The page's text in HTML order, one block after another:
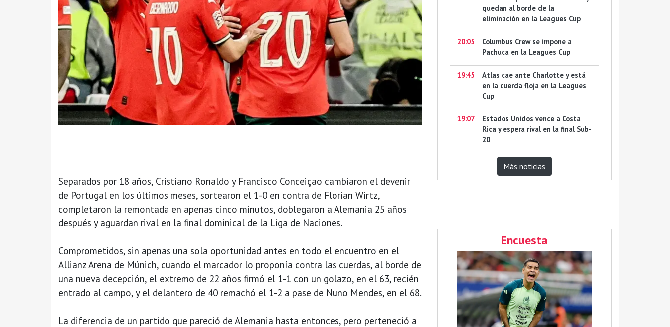
Separados por 18 años, Cristiano Ronaldo y Francisco Conceiçao cambiaron el devenir
de Portugal en los últimos meses, sortearon el 1-0 en contra de Florian Wirtz,
completaron la remontada en apenas cinco minutos, doblegaron a Alemania 25 años
después y aguardan rival en la final dominical de la Liga de Naciones.
Comprometidos, sin apenas una sola oportunidad antes en todo el encuentro en el
Allianz Arena de Múnich, cuando el marcador lo proponía contra las cuerdas, al borde de
una nueva decepción, el extremo de 22 años firmó el 1-1 con un golazo, en el 63, recién
entrado al campo, y el delantero de 40 remachó el 1-2 a pase de Nuno Mendes, en el 68.
La diferencia de un partido que pareció de Alemania hasta entonces, pero perteneció a
quedan al borde de la
eliminación en la Leagues Cup
20:05
Columbus Crew se impone a
Pachuca en la Leagues Cup
19:45
Atlas cae ante Charlotte y está
en la cuerda floja en la Leagues
Cup
19:07
Estados Unidos vence a Costa
Rica y espera rival en la final Sub-
20
Más noticias
Encuesta